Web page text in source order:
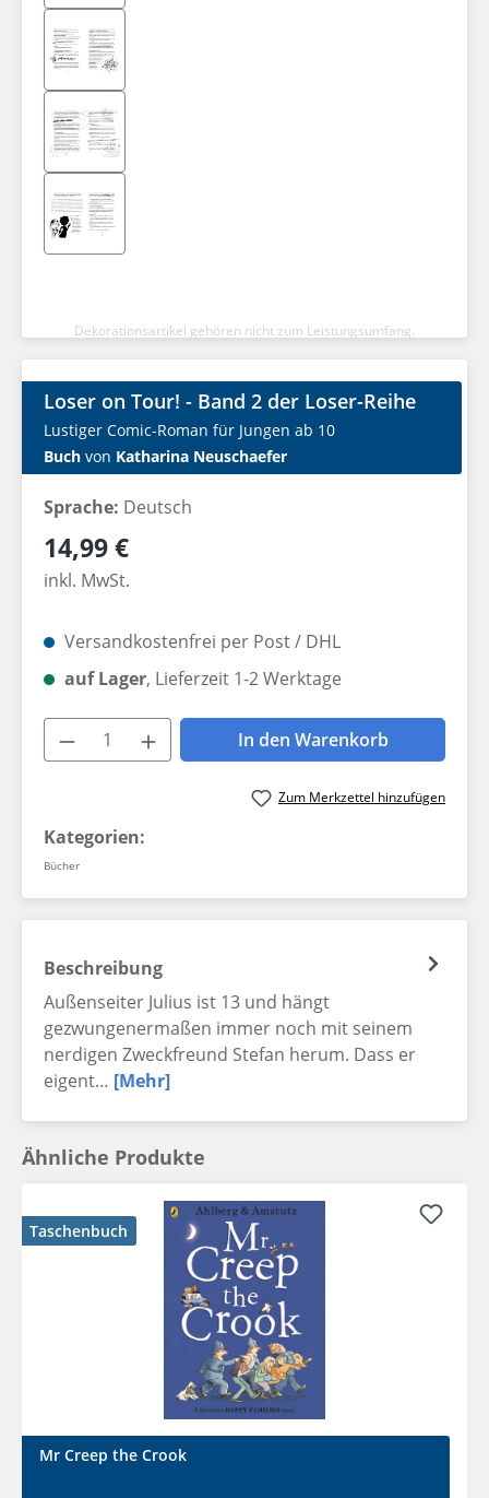
Dekorationsartikel gehören nicht zum Leistungsumfang.
Loser on Tour! - Band 2 der Loser-Reihe
Lustiger Comic-Roman für Jungen ab 10
Buch von Katharina Neuschaefer
Sprache: Deutsch
Regulärer Preis:
14,99 €
inkl. MwSt.
Versandkostenfrei per Post / DHL
auf Lager, Lieferzeit 1-2 Werktage
Produkt Anzahl: Gib den
In den Warenkorb
Zum Merkzettel hinzufügen
Kategorien:
Bücher
Beschreibung
Außenseiter Julius ist 13 und hängt
gezwungenermaßen immer noch mit seinem
nerdigen Zweckfreund Stefan herum. Dass er
eigent… [Mehr]
Ähnliche Produkte
Taschenbuch
Mr Creep the Crook